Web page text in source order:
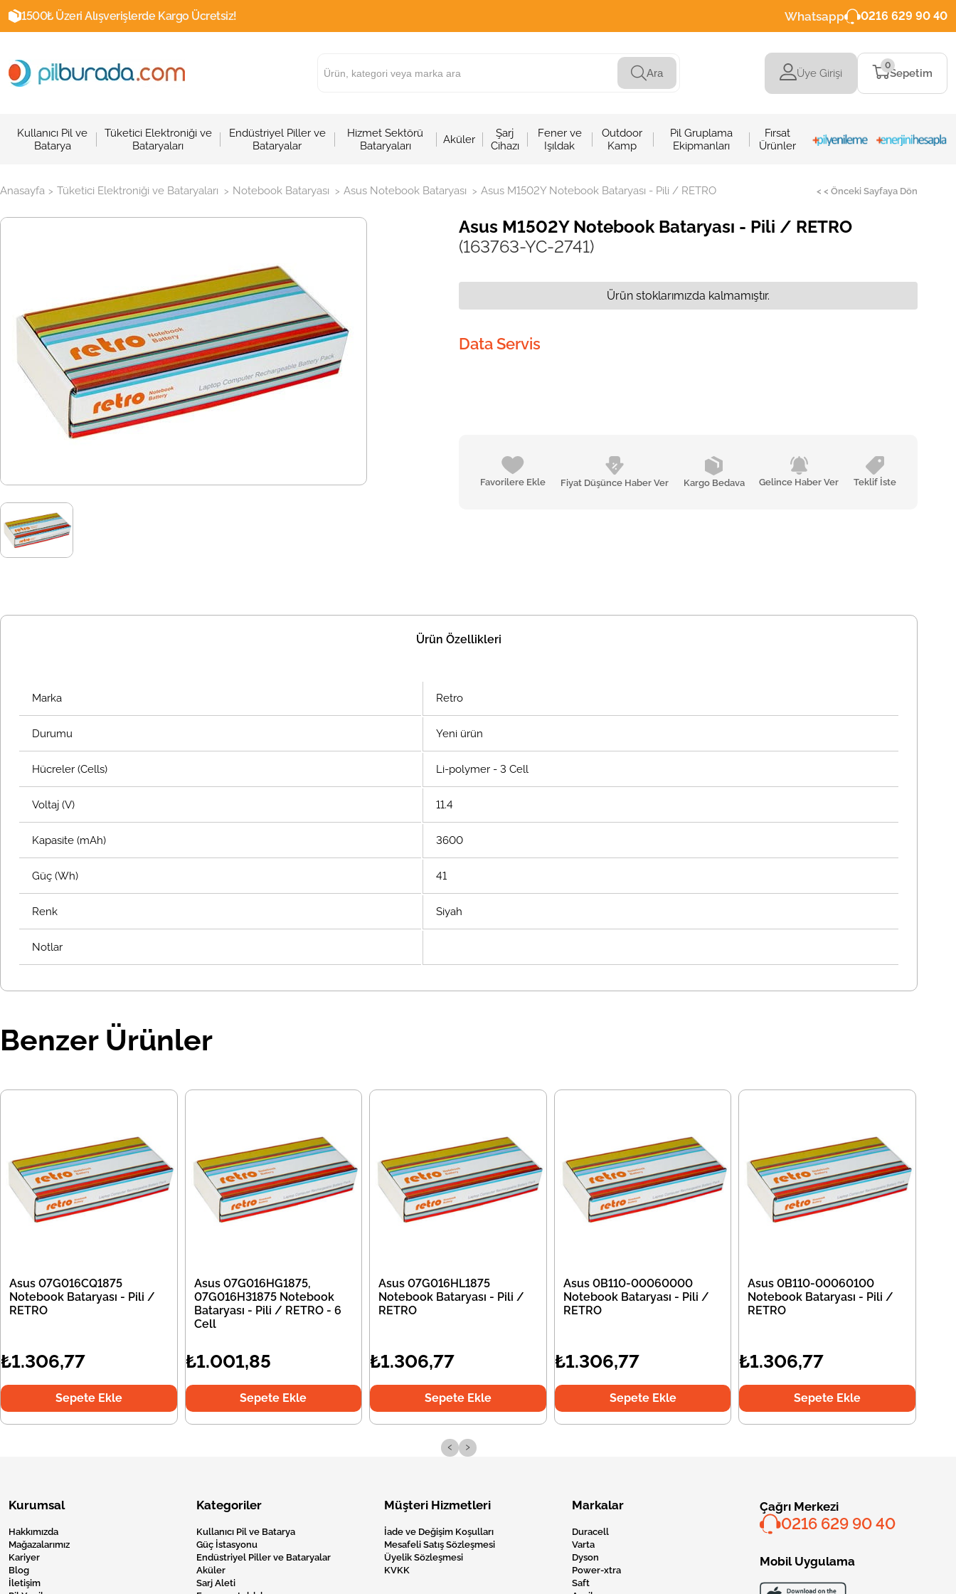
1500₺ Üzeri Alışverişlerde Kargo Ücretsiz! Whatsapp 0216 629 90 40
Ara Üye Girişi Sepetim
0
Kullanıcı Pil ve
Batarya
Tüketici Elektroniği ve
Bataryaları
Endüstriyel Piller ve
Bataryalar
Hizmet Sektörü
Bataryaları
Aküler
Şarj
Cihazı
Fener ve
Işıldak
Outdoor
Kamp
Pil Gruplama
Ekipmanları
Fırsat
Ürünler
Anasayfa > Tüketici Elektroniği ve Bataryaları > Notebook Bataryası > Asus Notebook Bataryası > Asus M1502Y Notebook Bataryası - Pili / RETRO < < Önceki Sayfaya Dön
Asus M1502Y Notebook Bataryası - Pili / RETRO
(163763-YC-2741)
Data Servis
Favorilere Ekle Fiyat Düşünce Haber Ver Kargo Bedava Gelince Haber Ver Teklif İste
Ürün stoklarımızda kalmamıştır.
Ürün Özellikleri
Marka Retro
Durumu Yeni ürün
Hücreler (Cells) Li-polymer - 3 Cell
Voltaj (V) 11.4
Kapasite (mAh) 3600
Güç (Wh) 41
Renk Siyah
Notlar
Benzer Ürünler
Asus 07G016CQ1875
Notebook Bataryası - Pili /
RETRO
₺1.306,77
Sepete Ekle
Asus 07G016HG1875,
07G016H31875 Notebook
Bataryası - Pili / RETRO - 6
Cell
₺1.001,85
Sepete Ekle
Asus 07G016HL1875
Notebook Bataryası - Pili /
RETRO
₺1.306,77
Sepete Ekle
Asus 0B110-00060000
Notebook Bataryası - Pili /
RETRO
₺1.306,77
Sepete Ekle
Asus 0B110-00060100
Notebook Bataryası - Pili /
RETRO
₺1.306,77
Sepete Ekle
‹ ›
Kurumsal
Hakkımızda
Mağazalarımız
Kariyer
Blog
İletişim
Kategoriler
Kullanıcı Pil ve Batarya
Güç İstasyonu
Endüstriyel Piller ve Bataryalar
Aküler
Sarj Aleti
Müşteri Hizmetleri
İade ve Değişim Koşulları
Mesafeli Satış Sözleşmesi
Üyelik Sözleşmesi
KVKK
Markalar
Duracell
Varta
Dyson
Power-xtra
Saft
Çağrı Merkezi
0216 629 90 40
Mobil Uygulama